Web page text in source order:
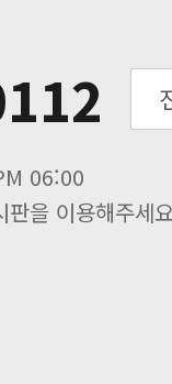
마르고 닳도록
마르고 닳도록
마르고 닳도록
마르고 닳도록
06:00
을 이용해주세